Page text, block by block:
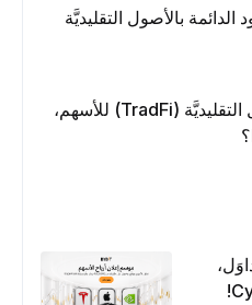
بالأصول التقليديَّة
ما هي العقود الدائمة بالأصول التقليديَّة (TradFi) للأسهم،